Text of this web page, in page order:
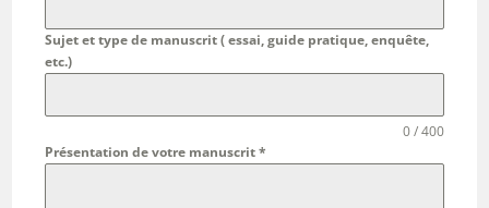
Sujet et type de manuscrit ( essai, guide pratique, enquête,
etc.)
0 / 400
Présentation de votre manuscrit*